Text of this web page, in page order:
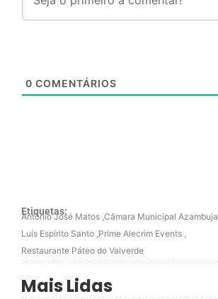
0 COMENTÁRIOS
Etiquetas:
António José Matos Câmara Municipal Azambuja
Luís Espírito Santo Prime Alecrim Events
Restaurante Páteo do Valverde
Mais Lidas